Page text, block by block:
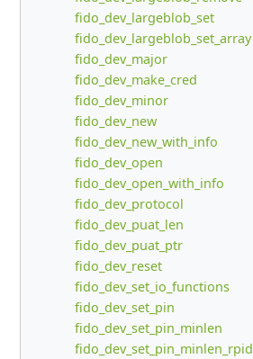
fido_dev_largeblob_set
fido_dev_largeblob_set_array
fido_dev_major
fido_dev_make_cred
fido_dev_minor
fido_dev_new
fido_dev_new_with_info
fido_dev_open
fido_dev_open_with_info
fido_dev_protocol
fido_dev_puat_len
fido_dev_puat_ptr
fido_dev_reset
fido_dev_set_io_functions
fido_dev_set_pin
fido_dev_set_pin_minlen
fido_dev_set_pin_minlen_rpid